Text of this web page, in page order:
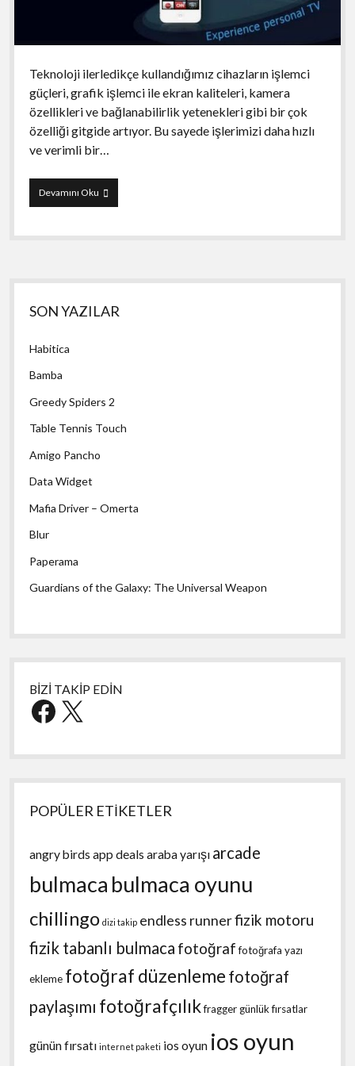
Teknoloji ilerledikçe kullandığımız cihazların işlemci
güçleri, grafik işlemci ile ekran kaliteleri, kamera
özellikleri ve bağlanabilirlik yetenekleri gibi bir çok
özelliği gitgide artıyor. Bu sayede işlerimizi daha hızlı
ve verimli bir…
Devamını OkuiMediaShare
Yan
Menü
SON YAZILAR
Habitica
Bamba
Greedy Spiders 2
Table Tennis Touch
Amigo Pancho
Data Widget
Mafia Driver – Omerta
Blur
Paperama
Guardians of the Galaxy: The Universal Weapon
BİZİ TAKİP EDİN
Facebook
X
POPÜLER ETİKETLER
angry birds app deals araba yarışı arcade
bulmaca bulmaca oyunu
chillingo dizi takip endless runnerfizik motoru
fizik tabanlı bulmaca fotoğraf fotoğrafa yazı
ekleme fotoğraf düzenleme fotoğraf
paylaşımı fotoğrafçılıkfraggergünlük fırsatlar
günün fırsatı internet paketi ios oyun ios oyun